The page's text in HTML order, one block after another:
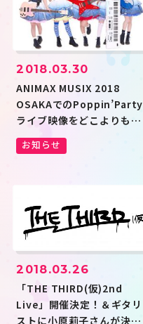
2018.03.30
お知らせ
ANIMAX MUSIX 2018
OSAKAでのPoppin’Party
ライブ映像をどこよりも早
く放送決定！
2018.03.26
「THE THIRD(仮)2nd
Live」開催決定！＆ギタリ
ストに小原莉子さんが決